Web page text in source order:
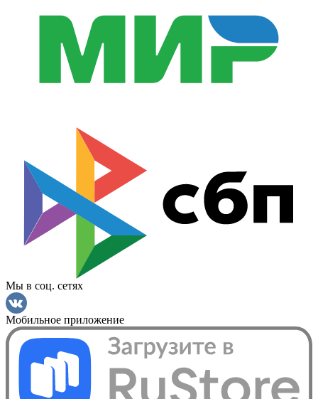
Мы в соц. сетях
Мобильное приложение